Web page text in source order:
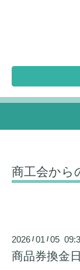
商工会から
2026 /01 /05
商品券換金